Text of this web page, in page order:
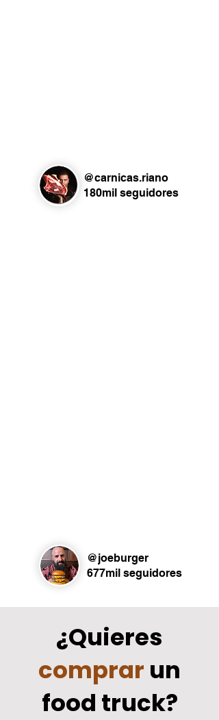
@carnicas.riano
180mil seguidores
@joeburger
677mil seguidores
¿Quieres
comprar un
food truck?